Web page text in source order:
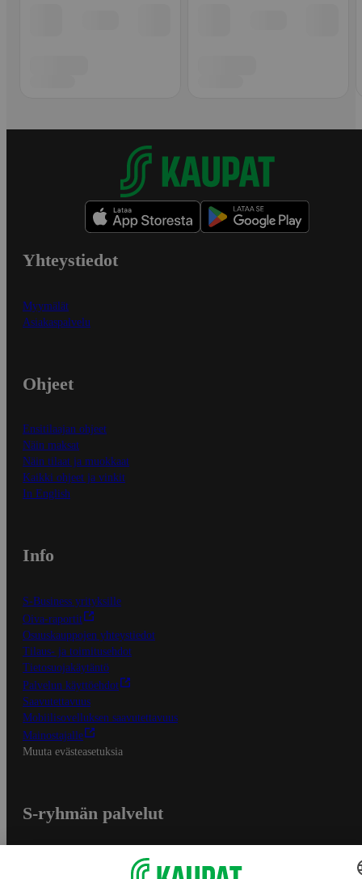
Yhteystiedot
Myymälät
Asiakaspalvelu
Ohjeet
Ensitilaajan ohjeet
Näin maksat
Näin tilaat ja muokkaat
Kaikki ohjeet ja vinkit
In English
Info
S-Business yrityksille
Oiva-raportit
Osuuskauppojen yhteystiedot
Tilaus- ja toimitusehdot
Tietosuojakäytäntö
Palvelun käyttöehdot
Saavutettavuus
Mobiilisovelluksen saavutettavuus
Mainostajalle
Muuta evästeasetuksia
S-ryhmän palvelut